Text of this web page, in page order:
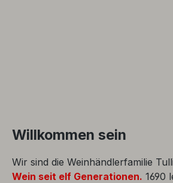
Willkommen sein
Wir sind die Weinhändlerfamilie
Wein seit elf Generationen. 1690